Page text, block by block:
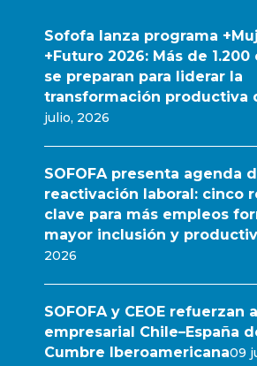
Sofofa lanza programa
+Futuro 2026: Más de
se preparan para liderar la
transformación productiva
julio, 2026
SOFOFA presenta agenda
reactivación laboral: cinco
clave para más empleos
mayor inclusión y
2026
SOFOFA y CEOE refuerzan
empresarial Chile–España
Cumbre Iberoamericana09